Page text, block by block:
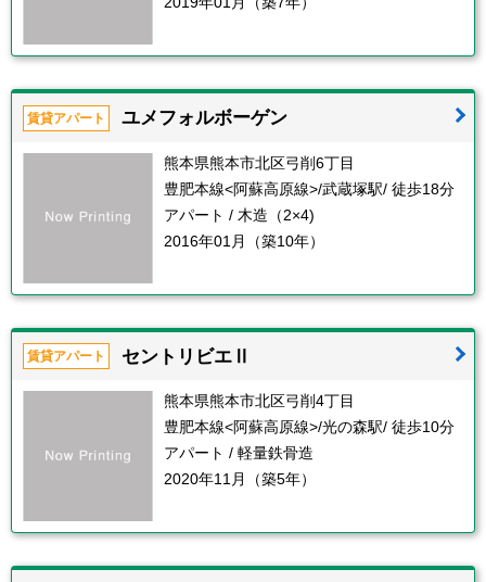
賃貸アパート ユメフォルボーゲン
熊本県熊本市北区弓削6丁目
豊肥本線<阿蘇高原線>/武蔵塚駅/ 徒歩18分
アパート / 木造（2×4)
2016年01月（築10年）
賃貸アパート セントリビエⅡ
熊本県熊本市北区弓削4丁目
豊肥本線<阿蘇高原線>/光の森駅/ 徒歩10分
アパート / 軽量鉄骨造
2020年11月（築5年）